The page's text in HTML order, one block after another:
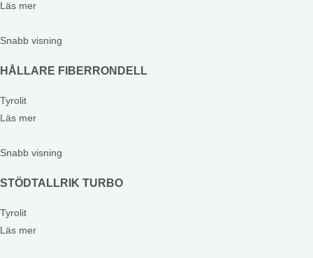
Läs mer
Snabb visning
HÅLLARE FIBERRONDELL
Tyrolit
Läs mer
Snabb visning
STÖDTALLRIK TURBO
Tyrolit
Läs mer